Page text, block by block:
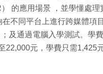
的應用場景 ，並學懂處理
不同平台上進行跨媒體項
及通過電腦入學測試。學
22,000元，學費只需1,425